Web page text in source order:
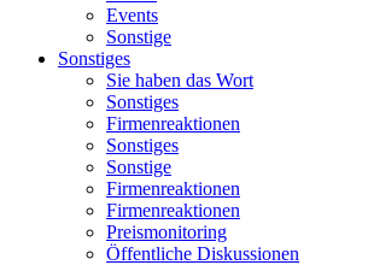
Events
Sonstige
Sonstiges
Sie haben das Wort
Sonstiges
Firmenreaktionen
Sonstiges
Sonstige
Firmenreaktionen
Firmenreaktionen
Preismonitoring
Öffentliche Diskussionen